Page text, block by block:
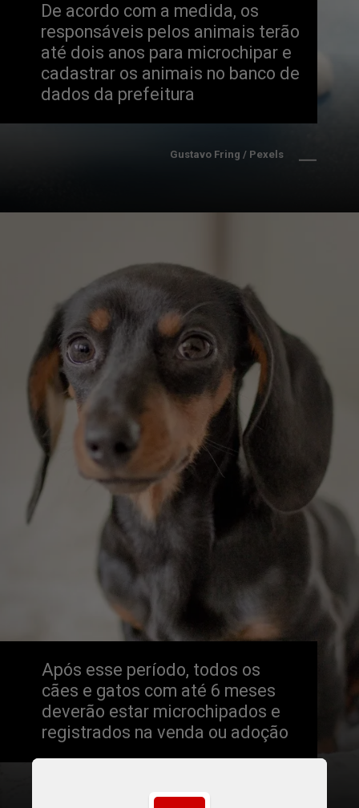
De acordo com a medida, os
responsáveis pelos animais terão
até dois anos para microchipar e
cadastrar os animais no banco de
dados da prefeitura
Gustavo Fring / Pexels
Após esse período, todos os
cães e gatos com até 6 meses
deverão estar microchipados e
registrados na venda ou adoção